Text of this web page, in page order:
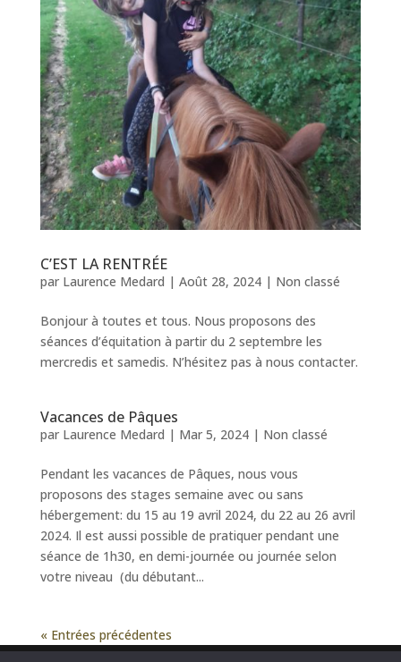
C’EST LA RENTRÉE
par Laurence Medard | Août 28, 2024| Non classé
Bonjour à toutes et tous. Nous proposons des
séances d’équitation à partir du 2 septembre les
mercredis et samedis. N’hésitez pas à nous contacter.
Vacances de Pâques
par Laurence Medard | Mar 5, 2024| Non classé
Pendant les vacances de Pâques, nous vous
proposons des stages semaine avec ou sans
hébergement: du 15 au 19 avril 2024, du 22 au 26 avril
2024. Il est aussi possible de pratiquer pendant une
séance de 1h30, en demi-journée ou journée selon
votre niveau (du débutant...
« Entrées précédentes